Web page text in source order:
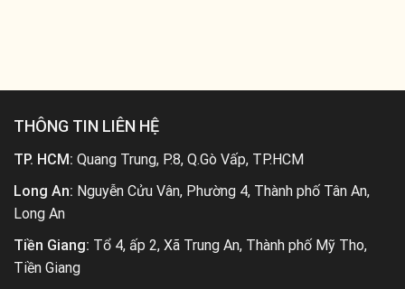
THÔNG TIN LIÊN HỆ
TP. HCM: Quang Trung, P.8, Q.Gò Vấp, TP.HCM
Long An: Nguyễn Cửu Vân, Phường 4, Thành phố Tân An,
Long An
Tiền Giang: Tổ 4, ấp 2, Xã Trung An, Thành phố Mỹ Tho,
Tiền Giang